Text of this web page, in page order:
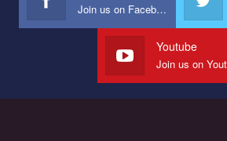
Мы просим вас поддержать нас и
наш план по борьбе с насилием и
СОГИ в Украине.
Все, что вам нужно сделать - это зайти
по этой ссылке и поставить лайк под
Join us on Facebook
Youtube
Join us on